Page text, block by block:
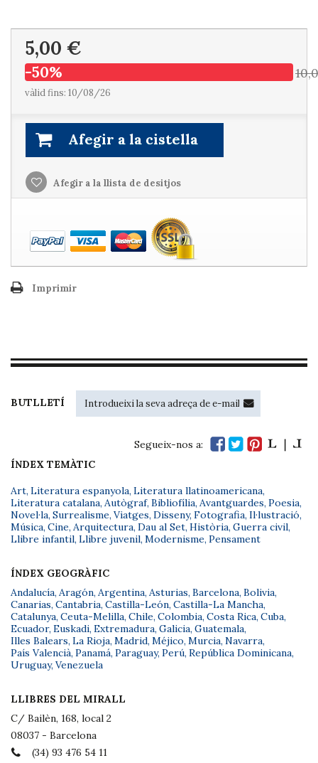
5,00 €
-50%
vàlid fins: 10/08/26
Afegir a la cistella
Afegir a la llista de desitjos
Imprimir
BUTLLETÍ
Segueix-nos a:
ÍNDEX TEMÀTIC
Art, Literatura espanyola, Literatura llatinoamericana,
Literatura catalana, Autògraf, Bibliofília, Avantguardes, Poesia,
Novel·la, Surrealisme, Viatges, Disseny, Fotografia, Il·lustració,
Música, Cine, Arquitectura, Dau al Set, Història, Guerra civil,
Llibre infantil, Llibre juvenil, Modernisme, Pensament
ÍNDEX GEOGRÀFIC
Andalucía, Aragón, Argentina, Asturias, Barcelona, Bolivia,
Canarias, Cantabria, Castilla-León, Castilla-La Mancha,
Catalunya, Ceuta-Melilla, Chile, Colombia, Costa Rica, Cuba,
Ecuador, Euskadi, Extremadura, Galicia, Guatemala,
Illes Balears, La Rioja, Madrid, Méjico, Murcia, Navarra,
País Valencià, Panamá, Paraguay, Perú, República Dominicana,
Uruguay, Venezuela
LLIBRES DEL MIRALL
C/ Bailèn, 168, local 2
08037 - Barcelona
(34) 93 476 54 11